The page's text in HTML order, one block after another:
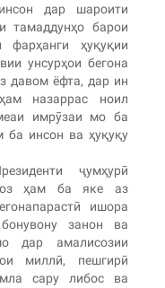
дар шароити
тамаддунҳо барои
фарҳанги ҳуқуқии
унсурҳои бегона
давом ёфта, дар ин
назаррас ноил
имрӯзаи мо ба
ба инсон ва ҳуқуқу
ҷумҳурӣ
ҳам ба яке аз
ишора
занон ва
дар амалисозии
миллӣ, пешгирӣ
сару либос ва